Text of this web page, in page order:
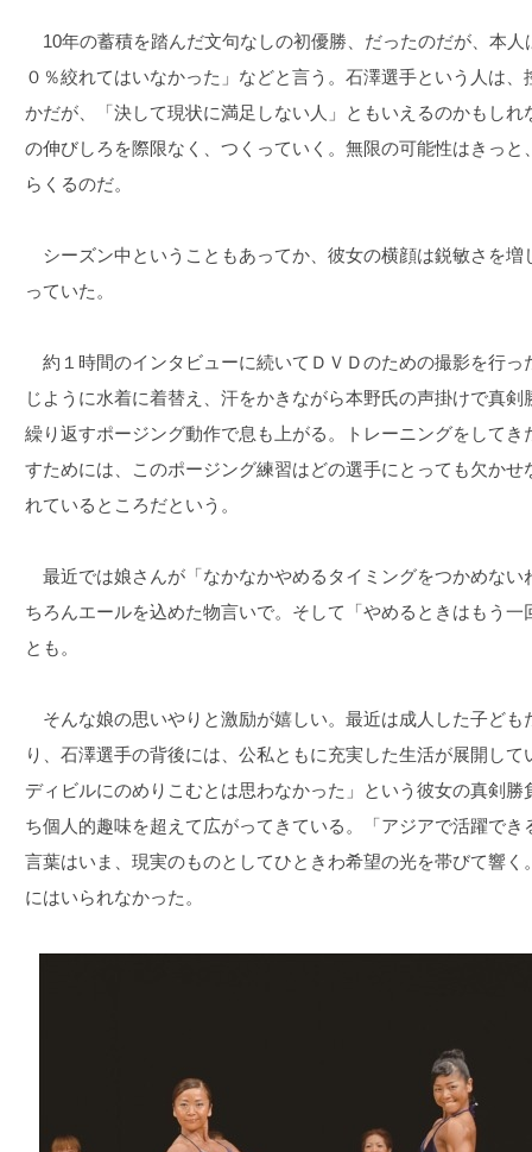
10年の蓄積を踏んだ文句なしの初優勝、だったのだが、本
０％絞れてはいなかった」などと言う。石澤選手という人は
かだが、「決して現状に満足しない人」ともいえるのかもし
の伸びしろを際限なく、つくっていく。無限の可能性はきっ
らくるのだ。
シーズン中ということもあってか、彼女の横顔は鋭敏さを増
っていた。
約１時間のインタビューに続いてＤＶＤのための撮影を行っ
じように水着に着替え、汗をかきながら本野氏の声掛けで真
繰り返すポージング動作で息も上がる。トレーニングをして
すためには、このポージング練習はどの選手にとっても欠か
れているところだという。
最近では娘さんが「なかなかやめるタイミングをつかめない
ちろんエールを込めた物言いで。そして「やめるときはもう
とも。
そんな娘の思いやりと激励が嬉しい。最近は成人した子ども
り、石澤選手の背後には、公私ともに充実した生活が展開し
ディビルにのめりこむとは思わなかった」という彼女の真剣
ち個人的趣味を超えて広がってきている。「アジアで活躍で
言葉はいま、現実のものとしてひときわ希望の光を帯びて響
にはいられなかった。